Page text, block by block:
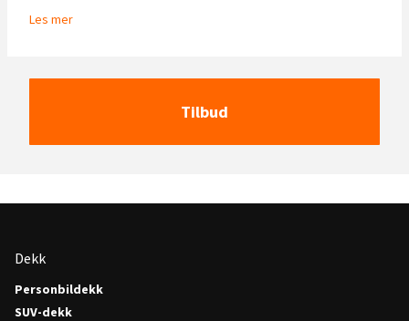
Les mer
Tilbud
Dekk
Personbildekk
SUV-dekk